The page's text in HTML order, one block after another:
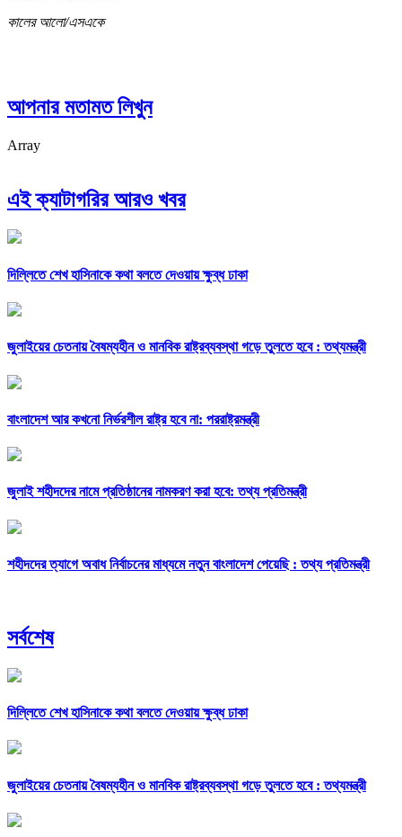
কালের আলো/এসএকে
আপনার মতামত লিখুন
Array
এই ক্যাটাগরির আরও খবর
দিল্লিতে শেখ হাসিনাকে কথা বলতে দেওয়ায় ক্ষুব্ধ ঢাকা
জুলাইয়ের চেতনায় বৈষম্যহীন ও মানবিক রাষ্ট্রব্যবস্থা গড়ে তুলতে হবে : তথ্যমন্ত্রী
বাংলাদেশ আর কখনো নির্ভরশীল রাষ্ট্র হবে না: পররাষ্ট্রমন্ত্রী
জুলাই শহীদদের নামে প্রতিষ্ঠানের নামকরণ করা হবে: তথ্য প্রতিমন্ত্রী
শহীদদের ত্যাগে অবাধ নির্বাচনের মাধ্যমে নতুন বাংলাদেশ পেয়েছি : তথ্য প্রতিমন্ত্রী
সর্বশেষ
দিল্লিতে শেখ হাসিনাকে কথা বলতে দেওয়ায় ক্ষুব্ধ ঢাকা
জুলাইয়ের চেতনায় বৈষম্যহীন ও মানবিক রাষ্ট্রব্যবস্থা গড়ে তুলতে হবে : তথ্যমন্ত্রী